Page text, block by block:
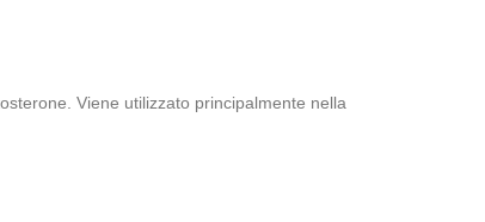
Viene utilizzato principalmente nella